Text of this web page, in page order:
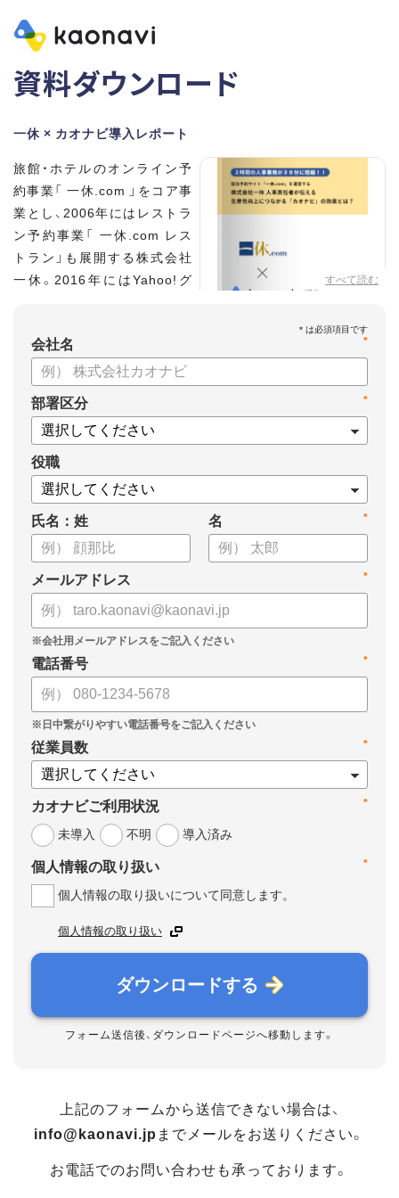
資料ダウンロード
一休 × カオナビ導入レポート
すべて読む
旅館・ホテルのオンライン予
約事業「 一休.com 」をコア事
業とし、2006年にはレストラ
ン予約事業「 一休.com レス
トラン」も展開する株式会社
一休。2016年にはYahoo!グ
す。積極的な採用を進め、社員
数は350名に拡大。いま、自社
を「第二次創業期」と位置づける同社の人事を統括する、執行役
員 CHRO 管理本部長 植村弘子様に「カオナビ」の導入の経緯
から、現在の活用方法と効果を伺いました。
*
会社名
*
部署区分
役職
氏名：姓 *
名
*
メールアドレス
*
電話番号
*
従業員数
*
カオナビご利用状況
未導入
不明 導入済み
*
個人情報の取り扱い
個人情報の取り扱いについて同意します。
個人情報の取り扱い
ダウンロードする
フォーム送信後、ダウンロードページへ移動します。
上記のフォームから送信できない場合は、
info@kaonavi.jp までメールをお送りください。
お電話でのお問い合わせも承っております。